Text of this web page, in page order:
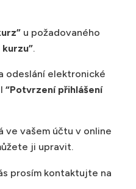
u požadovaného
kurzu”.
odeslání elektronické
“Potvrzení přihlášení
ve vašem účtu v online
ji upravit.
prosím kontaktujte na